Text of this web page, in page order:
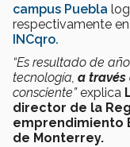
campus Puebla
respectivamente
INCqro.
“Es resultado de
tecnología, a través
consciente”explica
director de la
emprendimiento
de Monterrey.